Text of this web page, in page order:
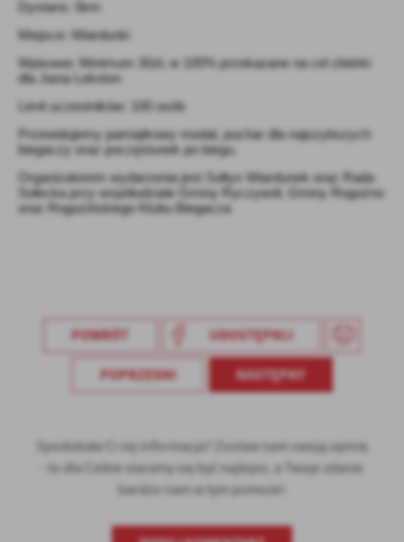
Dystans: 5km
Miejsce: Wiardunki
Wpisowe: Minimum 30zł, w 100% przekazane na cel zbiórki
dla Jasia Lekston
Limit uczestników: 100 osób
Przewidujemy pamiątkowy medal, puchar dla najszybszych
biegaczy oraz poczęstunek po biegu.
Organizatorem wydarzenia jest Sołtys Wiardunek oraz Rada
Sołecka przy współudziale Gminy Ryczywół, Gminy Rogoźno
oraz Rogozińskiego Klubu Biegacza
POWRÓT UDOSTĘPNIJ
POPRZEDNI NASTĘPNY
Spodobała Ci się informacja? Zostaw nam swoją opinię
- to dla Ciebie staramy się być najlepsi, a Twoje zdanie
bardzo nam w tym pomoże!